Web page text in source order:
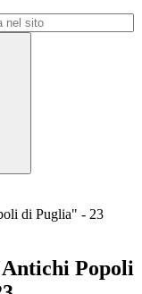
di Puglia" - 23
Popoli